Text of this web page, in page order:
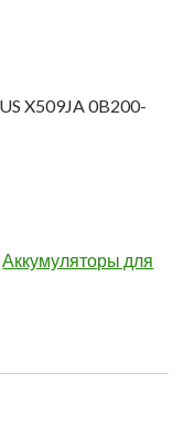
X509JA 0B200-
Аккумуляторы для